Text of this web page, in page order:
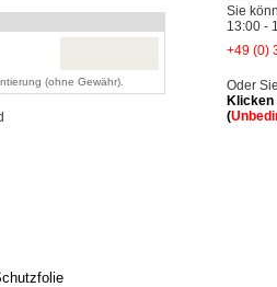
(ohne Gewähr).
Sie
13:00 -
+49 (0)
Oder
Klicken
(